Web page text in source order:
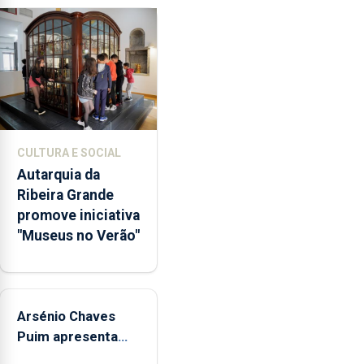
garante
a
abertura
dos
museus
e
núcleos
integrados
na
Rede
Municipal
de
aos
durante
o
CULTURA E SOCIAL
Autarquia da
Ribeira Grande
promove iniciativa
"Museus no Verão"
Arsénio Chaves
Puim apresenta